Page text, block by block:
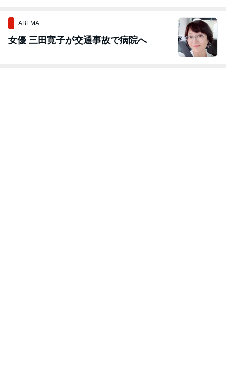
ABEMA
女優 三田寛子が交通事故で病院へ